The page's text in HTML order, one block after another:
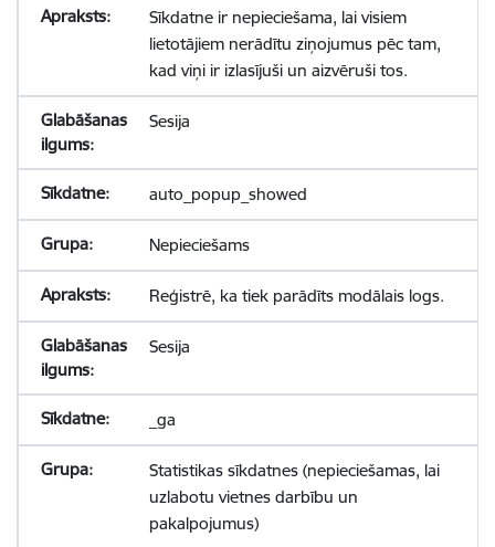
Sīkdatne ir nepieciešama, lai visiem
lietotājiem nerādītu ziņojumus pēc tam,
kad viņi ir izlasījuši un aizvēruši tos.
Sesija
auto_popup_showed
Nepieciešams
Reģistrē, ka tiek parādīts modālais logs.
Sesija
_ga
Statistikas sīkdatnes (nepieciešamas, lai
uzlabotu vietnes darbību un
pakalpojumus)